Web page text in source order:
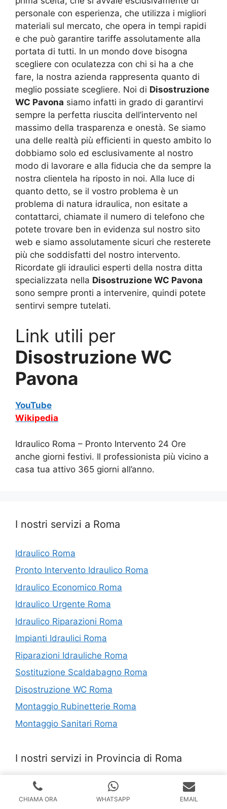
personale con esperienza, che utilizza i migliori
materiali sul mercato, che opera in tempi rapidi
e che può garantire tariffe assolutamente alla
portata di tutti. In un mondo dove bisogna
scegliere con oculatezza con chi si ha a che
fare, la nostra azienda rappresenta quanto di
meglio possiate scegliere. Noi di Disostruzione
WC Pavona siamo infatti in grado di garantirvi
sempre la perfetta riuscita dell’intervento nel
massimo della trasparenza e onestà. Se siamo
una delle realtà più efficienti in questo ambito lo
dobbiamo solo ed esclusivamente al nostro
modo di lavorare e alla fiducia che da sempre la
nostra clientela ha riposto in noi. Alla luce di
quanto detto, se il vostro problema è un
problema di natura idraulica, non esitate a
contattarci, chiamate il numero di telefono che
potete trovare ben in evidenza sul nostro sito
web e siamo assolutamente sicuri che resterete
più che soddisfatti del nostro intervento.
Ricordate gli idraulici esperti della nostra ditta
specializzata nella Disostruzione WC Pavona
sono sempre pronti a intervenire, quindi potete
sentirvi sempre tutelati.
Link utili per
Disostruzione WC
Pavona
YouTube
Wikipedia
Idraulico Roma – Pronto Intervento 24 Ore
anche giorni festivi. Il professionista più vicino a
casa tua attivo 365 giorni all’anno.
I nostri servizi a Roma
Idraulico Roma
Pronto Intervento Idraulico Roma
Idraulico Economico Roma
Idraulico Urgente Roma
Idraulico Riparazioni Roma
Impianti Idraulici Roma
Riparazioni Idrauliche Roma
Sostituzione Scaldabagno Roma
Disostruzione WC Roma
Montaggio Rubinetterie Roma
Montaggio Sanitari Roma
I nostri servizi in Provincia di Roma
Disostruzione WC Madonnetta
Sostituzione Scaldabagno Jenne
CHIAMA ORA WHATSAPP EMAIL